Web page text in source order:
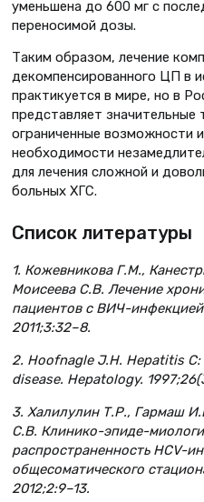
уменьшена до 600 мг с
переносимой дозы.
Таким образом, лечение
декомпенсированного ЦП в
практикуется в мире, но в
представляет значительные
ограниченные возможности
необходимости
для лечения сложной и
больных ХГС.
Список литературы
1. Кожевникова Г.М.,
Моисеева С.В. Лечение
пациентов с ВИЧ-
2011;3:32–8.
2. Hoofnagle J.H. Hepatitis
disease. Hepatology.
3. Халилулин Т.Р., Гармаш
С.В. Клинико-эпиде-
распространенность HCV-
общесоматического
2012;2:9–13.